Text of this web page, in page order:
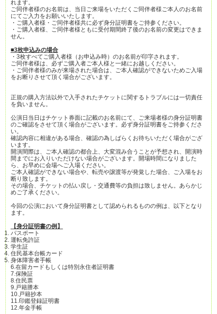
れます。
ご同伴者様のお名前は、当日ご来場をいただくご同伴者様ご本人のお名前
にてご入力をお願いいたします。
・ご購入者様・ご同伴者様共に必ず身分証明書をご持参ください。
・ご購入者様、ご同伴者様ともに受付期間終了後のお名前の変更はできま
せん。
■3枚申込みの場合
・3枚すべてご購入者様（お申込み時）のお名前が印字されます。
ご同伴者様は、必ずご購入者ご本人様と一緒にお越しください。
・ご同伴者様のみが来場された場合は、ご本人確認ができないためご入場
をお断りさせて頂く場合がございます。
正規の購入方法以外で入手されたチケットに関するトラブルには一切責任
を負いません。
公演日当日はチケット券面に記載のお名前にて、ご来場者様の身分証明書
のご確認をさせて頂く場合がございます。必ず身分証明書をご持参くださ
い。
確認内容に相違がある場合、確認の為しばらくお待ちいただく場合がござ
います。
開演間際は、ご本人確認の都合上、大変混み合うことが予想され、開演時
間までにお入りいただけない場合がございます。開場時間になりました
ら、お早めに会場へご入場ください。
ご本人確認ができない場合や、転売や譲渡等が発覚した場合、ご入場をお
断り致します。
その場合、チケットの払い戻し・交通費等の負担は致しません。あらかじ
めご了承ください。
今回の公演において身分証明書として認められるものの例は、以下となり
ます。
【身分証明書の例】
パスポート
運転免許証
学生証
住民基本台帳カード
身体障害者手帳
6.在留カードもしくは特別永住者証明書
7.保険証
8.住民票
9.戸籍謄本
10.戸籍抄本
11.印鑑登録証明書
12.年金手帳